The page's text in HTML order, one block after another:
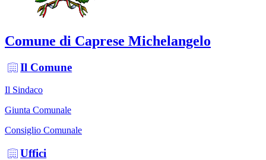
Comune di Caprese Michelangelo
Il Comune
Il Sindaco
Giunta Comunale
Consiglio Comunale
Uffici